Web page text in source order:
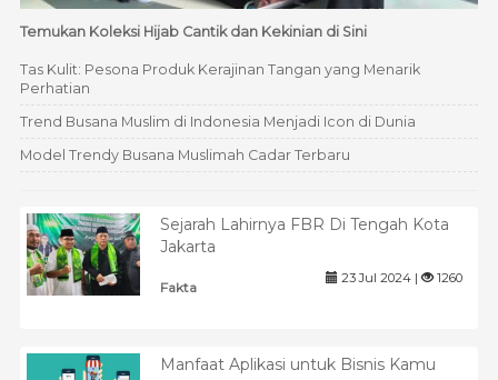
Temukan Koleksi Hijab Cantik dan Kekinian di Sini
Tas Kulit: Pesona Produk Kerajinan Tangan yang Menarik
Perhatian
Trend Busana Muslim di Indonesia Menjadi Icon di Dunia
Model Trendy Busana Muslimah Cadar Terbaru
Sejarah Lahirnya FBR Di Tengah Kota
Jakarta
Fakta
23 Jul 2024 | 1260
Manfaat Aplikasi untuk Bisnis Kamu